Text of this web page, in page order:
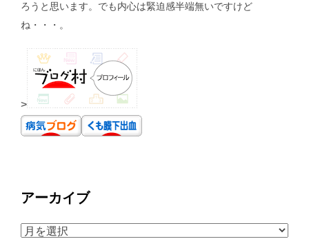
ろうと思います。でも内心は緊迫感半端無いですけど
ね・・・。
>
アーカイブ
ア